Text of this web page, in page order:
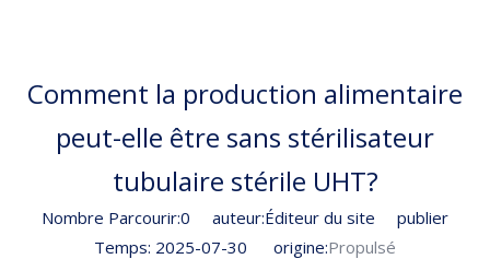
Comment la production alimentaire
peut-elle être sans stérilisateur
tubulaire stérile UHT?
Nombre Parcourir:0 auteur:Éditeur du site publier
Temps: 2025-07-30 origine:Propulsé